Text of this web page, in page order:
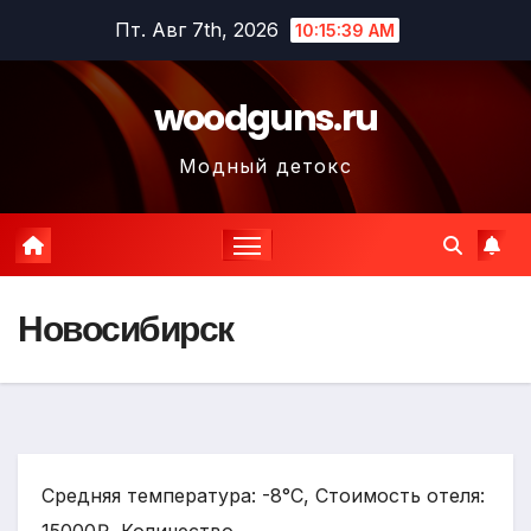
содержимому
Пт. Авг 7th, 2026 10:15:40 AM
woodguns.ru
Модный детокс
Новосибирск
Средняя температура: -8°C, Стоимость отеля: